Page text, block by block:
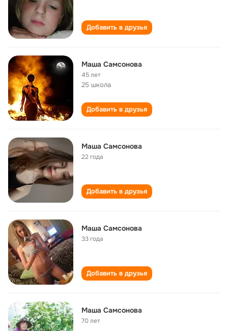
Добавить в друзья
Маша Самсонова
45 лет
25 школа
Добавить в друзья
Маша Самсонова
22 года
Добавить в друзья
Маша Самсонова
33 года
Добавить в друзья
Маша Самсонова
70 лет